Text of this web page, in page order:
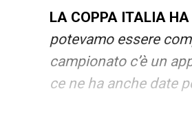
LA COPPA ITALIA
potevamo essere
campionato c’è un
ce ne ha anche date